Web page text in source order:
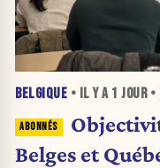
BELGIQUE • IL Y A 1 JOUR•
Belges et